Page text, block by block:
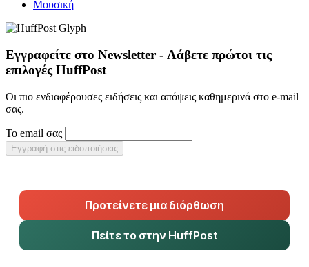
Μουσική
Εγγραφείτε στο Newsletter - Λάβετε πρώτοι τις
επιλογές HuffPost
Οι πιο ενδιαφέρουσες ειδήσεις και απόψεις καθημερινά στο e-mail
σας.
Το email σας
Εγγραφή στις ειδοποιήσεις
Προτείνετε μια διόρθωση
Πείτε το στην HuffPost